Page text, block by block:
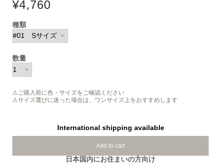
¥4,760
種類
数量
⚠ご購入前に色・サイズをご確認ください
⚠サイズ選びに迷った場合は、ワンサイズ上をおすすめします
International shipping available
Add to cart
日本国内にお住まいの方向け